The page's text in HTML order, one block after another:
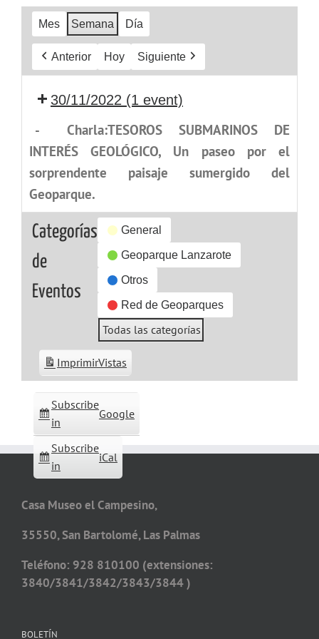
Mes Semana Día
Anterior Hoy Siguiente
30/11/2022 (1 event)
-
Charla:TESOROS SUBMARINOS DE
INTERÉS GEOLÓGICO, Un paseo por el
sorprendente paisaje sumergido del
Geoparque.
Categorías
de
Eventos
General
Geoparque Lanzarote
Otros
Red de Geoparques
Todas las categorías
Subscribe
in
Google
Subscribe
in
iCal
ImprimirVistas
Casa Museo el Campesino,
35550, San Bartolomé, Las Palmas
Teléfono: 928 810100 (extensiones:
3840/3841/3842/3843/3844 )
BOLETÍN